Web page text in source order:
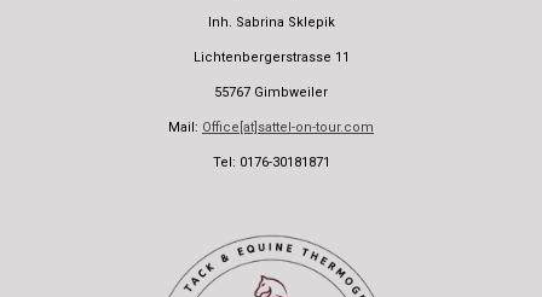
Inh. Sabrina Sklepik
Lichtenbergerstrasse 11
55767 Gimbweiler
Mail: Office[at]sattel-on-tour.com
Tel: 0176-30181871